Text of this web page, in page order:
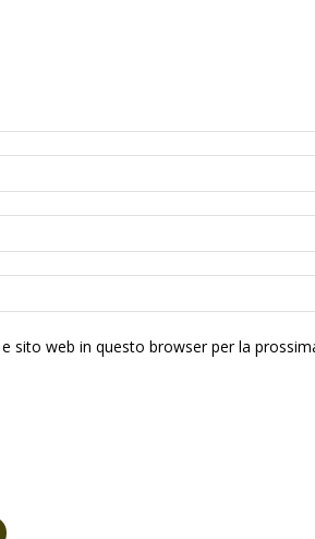
sito web in questo browser per la